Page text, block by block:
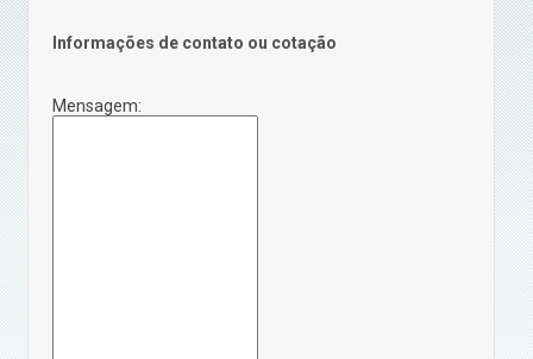
Informações de contato ou cotação
Mensagem: